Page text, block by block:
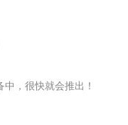
，很快就会推出！